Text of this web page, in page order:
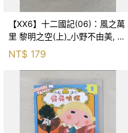
【XX6】十二國記(06)：風之萬
里 黎明之空(上)_小野不由美, 王
蘊潔
NT$ 179